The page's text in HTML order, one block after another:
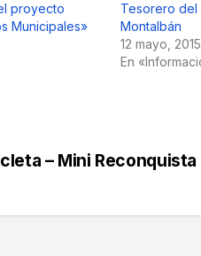
proyecto
Municipales»
Tesorero del
Montalbán
12 mayo, 2015
En
– Mini Reconquista